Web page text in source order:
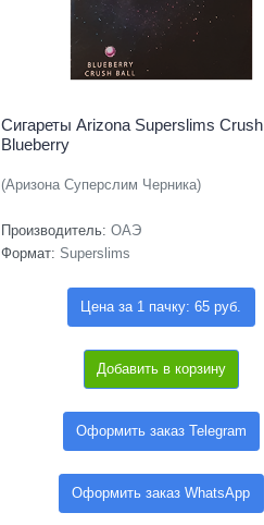
Сигареты Arizona Superslims Crush
Blueberry
(Аризона Суперслим Черника)
Производитель: ОАЭ
Формат: Superslims
Цена за 1 пачку: 65 руб.
Добавить в корзину
Оформить заказ Telegram
Оформить заказ WhatsApp